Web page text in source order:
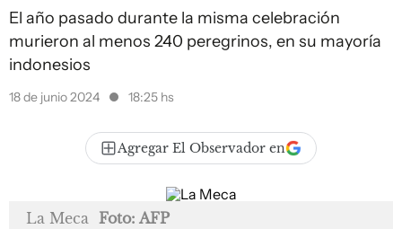
El año pasado durante la misma celebración
murieron al menos 240 peregrinos, en su mayoría
indonesios
18 de junio 2024 18:25 hs
Agregar El Observador en
La Meca Foto: AFP